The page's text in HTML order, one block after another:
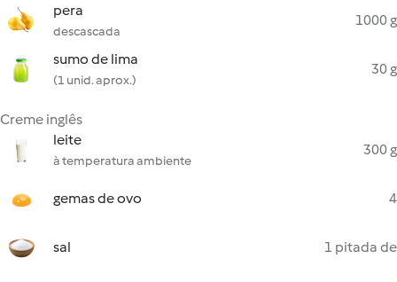
pera
descascada
1000 g
sumo de lima
(1 unid. aprox.)
30 g
Creme inglês
leite
à temperatura ambiente
300 g
gemas de ovo 4
sal 1 pitada de